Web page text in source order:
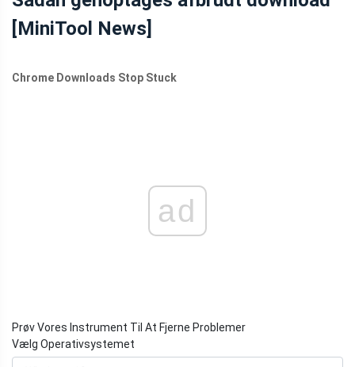
[MiniTool News]
Chrome Downloads Stop Stuck
ad
Prøv Vores Instrument Til At Fjerne Problemer
Vælg Operativsystemet